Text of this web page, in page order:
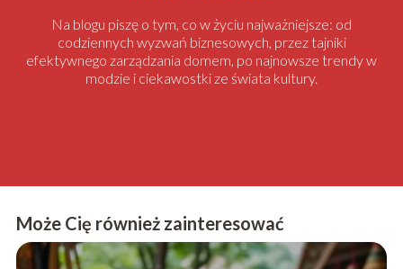
Na blogu piszę o tym, co w życiu najważniejsze: od
codziennych wyzwań biznesowych, przez tajniki
efektywnego zarządzania domem, po najnowsze trendy w
modzie i ciekawostki ze świata kultury.
Może Cię również zainteresować